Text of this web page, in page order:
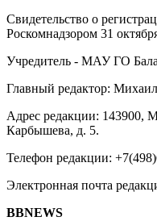
Свидетельство о
Роскомнадзором 31
Учредитель - МАУ ГО
Главный редактор:
Адрес редакции: 143900,
Карбышева, д. 5.
Телефон редакции:
Электронная почта
BBNEWS